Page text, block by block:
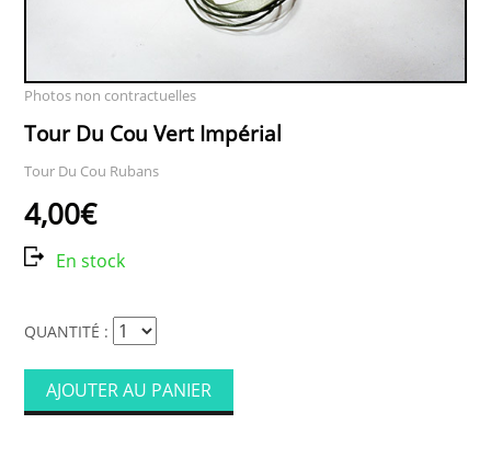
Photos non contractuelles
Tour Du Cou Vert Impérial
Tour Du Cou Rubans
4,00€
En stock
QUANTITÉ :
AJOUTER AU PANIER